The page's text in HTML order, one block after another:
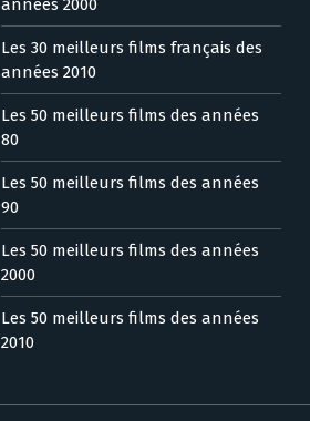
Les 30 meilleurs films français des
années 2010
Les 50 meilleurs films des années
80
Les 50 meilleurs films des années
90
Les 50 meilleurs films des années
2000
Les 50 meilleurs films des années
2010